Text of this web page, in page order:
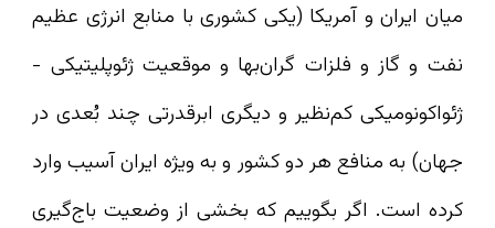
میان ایران و آمریکا (یکی کشوری با منابع انرژی عظیم
نفت و گاز و فلزات گران‌بها و موقعیت ژئوپلیتیکی -
ژئواکونومیکی کم‌نظیر و دیگری ابرقدرتی چند بُعدی در
جهان) به منافع هر دو کشور و به ویژه ایران آسیب وارد
کرده است. اگر بگوییم که بخشی از وضعیت باج‌گیری